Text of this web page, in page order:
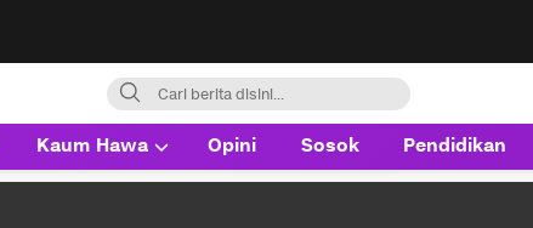
Kaum Hawa Opini Sosok Pendidikan